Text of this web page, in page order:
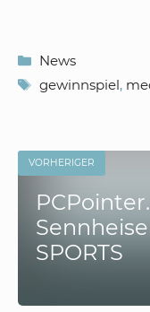
Kategorien
News
Schlagwörter
gewinnspiel,
VORHERIGER
SPORTS